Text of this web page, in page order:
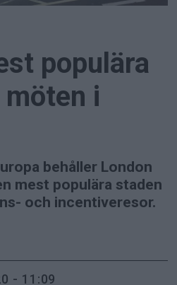
populära
i
behåller London
mest populära staden
och incentiveresor.
- 11:09